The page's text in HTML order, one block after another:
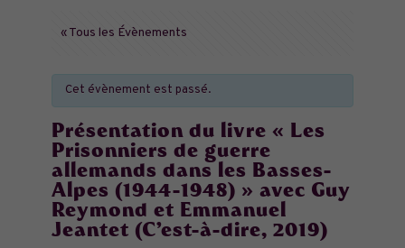
« Tous les Évènements
Cet évènement est passé.
Présentation du livre « Les
Prisonniers de guerre
allemands dans les Basses-
Alpes (1944-1948) » avec Guy
Reymond et Emmanuel
Jeantet (C’est-à-dire, 2019)